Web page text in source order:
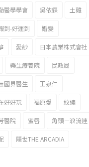
醫學學會 吳依霖 土雞
到-好運到 婚變
愛紗 日本農業株式會社
樂生療養院 民政局
國界醫生 王泉仁
好好玩 福原愛 紋繡
醫院 蜜唇 角頭－浪流連
隱世THE ARCADIA